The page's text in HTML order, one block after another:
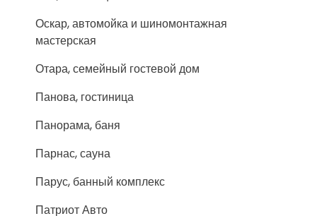
Оскар, автомойка и шиномонтажная
мастерская
Отара, семейный гостевой дом
Панова, гостиница
Панорама, баня
Парнас, сауна
Парус, банный комплекс
Патриот Авто